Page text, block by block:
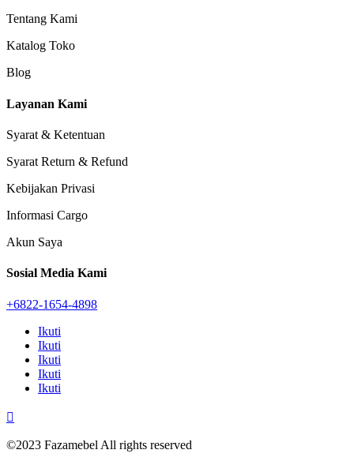
Tentang Kami
Katalog Toko
Blog
Layanan Kami
Syarat & Ketentuan
Syarat Return & Refund
Kebijakan Privasi
Informasi Cargo
Akun Saya
Sosial Media Kami
+6822-1654-4898
Ikuti
Ikuti
Ikuti
Ikuti
Ikuti

©2023 Fazamebel All rights reserved